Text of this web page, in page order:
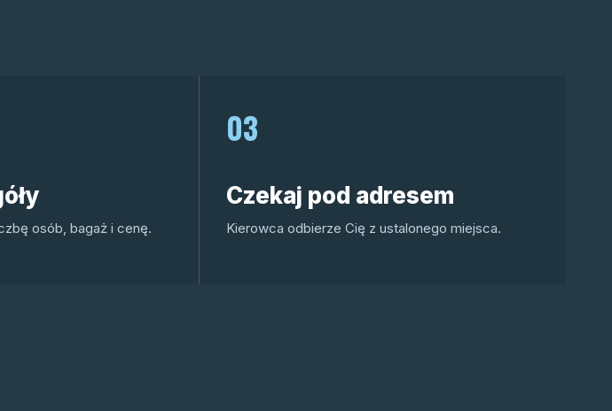
osób, bagaż i cenę.
03
Czekaj pod adresem
Kierowca odbierze Cię z ustalonego miejsca.